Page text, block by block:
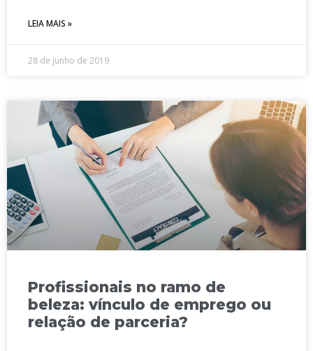
LEIA MAIS »
28 de junho de 2019
Profissionais no ramo de
beleza: vínculo de emprego ou
relação de parceria?